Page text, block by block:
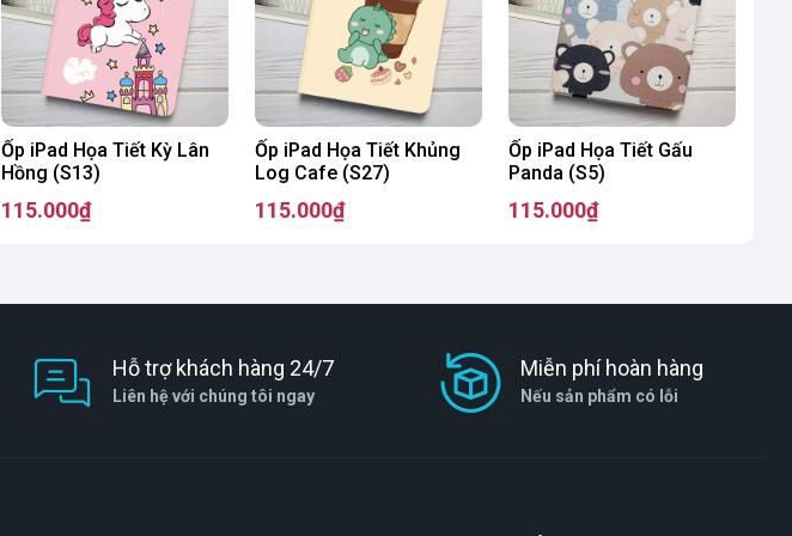
Ốp iPad Họa Tiết Kỳ Lân
Hồng (S13)
115.000₫
Ốp iPad Họa Tiết Khủng
Log Cafe (S27)
115.000₫
Ốp iPad Họa Tiết Gấu
Panda (S5)
115.000₫
Hỗ trợ khách hàng 24/7
Liên hệ với chúng tôi ngay
Miễn phí hoàn hàng
Nếu sản phẩm có lỗi